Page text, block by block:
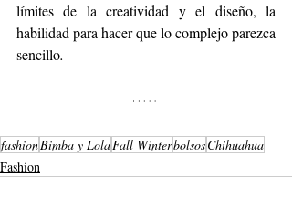
límites de la creatividad y el diseño, la
habilidad para hacer que lo complejo parezca
sencillo.
fashionBimba y LolaFall WinterbolsosChihuahua
Fashion